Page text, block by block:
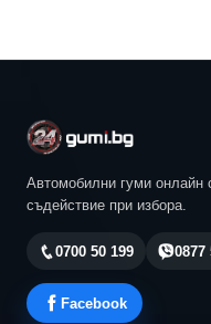
Автомобилни гуми онлайн
съдействие при избора.
0700 50 199 0877
Facebook